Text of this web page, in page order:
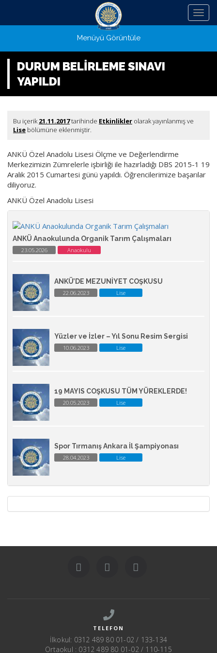
Menü
Menüyü Görüntüle
DURUM BELİRLEME SINAVI
YAPILDI
Bu içerik21.11.2017tarihinde Etkinlikler olarak yayınlanmış ve
Lise bölümüne eklenmiştir.
ANKÜ Özel Anadolu Lisesi Ölçme ve Değerlendirme
Merkezimizin Zümrelerle işbirliği ile hazırladığı DBS 2015-1 19
Aralık 2015 Cumartesi günü yapıldı. Öğrencilerimize başarılar
diliyoruz.
ANKÜ Özel Anadolu Lisesi
ANKÜ Anaokulunda Organik Tarım Çalışmaları
23.05.2026 Anaokulu
ANKÜ’DE MEZUNİYET COŞKUSU
22.06.2023 Lise
Yüzler ve İzler – Yıl Sonu Resim Sergisi
10.06.2023 Lise
19 MAYIS COŞKUSU TÜM YÜREKLERDE!
20.05.2023 Lise
Spor Tırmanış Ankara İl Şampiyonası
28.04.2023 Lise
TELEFON
İlkokul: 0312 489 80 01-02 / 133-134
Ortaokul : 0312 489 80 01-02 / 110-115